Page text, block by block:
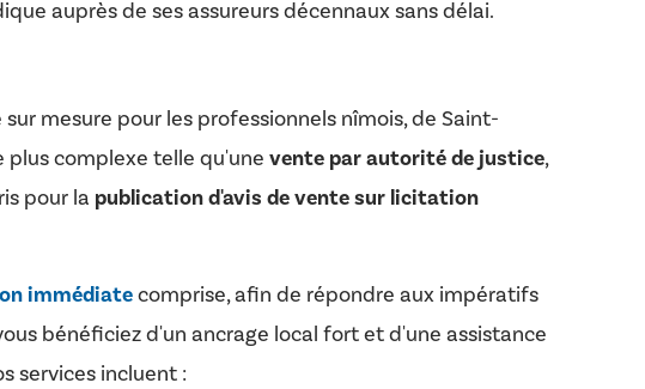
auprès de ses assureurs décennaux sans délai.
mesure pour les professionnels nîmois, de Saint-
plus complexe telle qu'une vente par autorité de justice,
pour la publication d'avis de vente sur licitation
immédiatecomprise, afin de répondre aux impératifs
bénéficiez d'un ancrage local fort et d'une assistance
services incluent :